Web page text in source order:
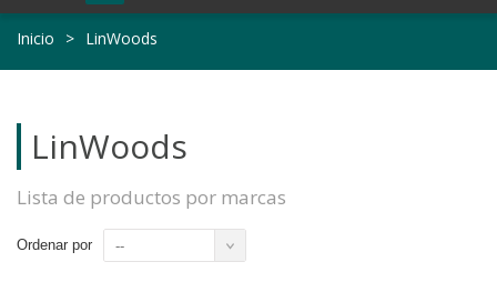
Inicio > LinWoods
LinWoods
Lista de productos por marcas
Ordenar por --